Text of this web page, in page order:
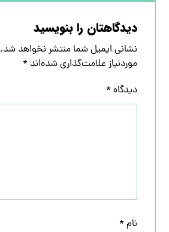
دیدگاهتان را بنویسید
نشانی ایمیل شما منتشر نخواهد شد.
موردنیاز علامت‌گذاری شده‌اند *
دیدگاه *
نام *